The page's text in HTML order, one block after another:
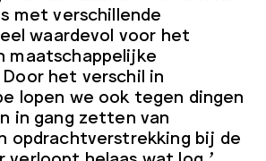
met verschillende
waardevol voor het
maatschappelijke
het verschil in
lopen we ook tegen dingen
in gang zetten van
opdrachtverstrekking bij de